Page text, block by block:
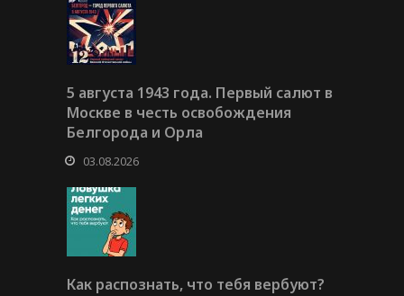
5 августа 1943 года. Первый салют в
Москве в честь освобождения
Белгорода и Орла
03.08.2026
Как распознать, что тебя вербуют?